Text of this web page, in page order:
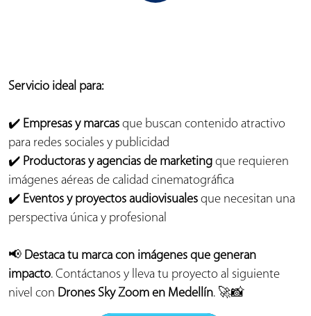
Servicio ideal para:
✔️ Empresas y marcas que buscan contenido atractivo
para redes sociales y publicidad
✔️ Productoras y agencias de marketing que requieren
imágenes aéreas de calidad cinematográfica
✔️ Eventos y proyectos audiovisuales que necesitan una
perspectiva única y profesional
📢 Destaca tu marca con imágenes que generan
impacto. Contáctanos y lleva tu proyecto al siguiente
nivel con Drones Sky Zoom en Medellín. 🚀📸